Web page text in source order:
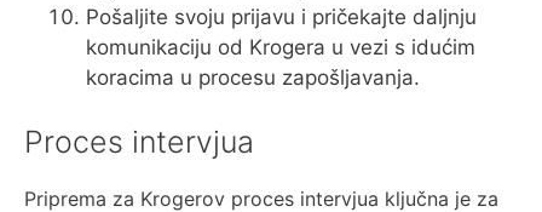
Pošaljite svoju prijavu i pričekajte daljnju
komunikaciju od Krogera u vezi s idućim
koracima u procesu zapošljavanja.
Proces intervjua
Priprema za Krogerov proces intervjua ključna je za